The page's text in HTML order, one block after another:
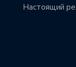
Настоящий